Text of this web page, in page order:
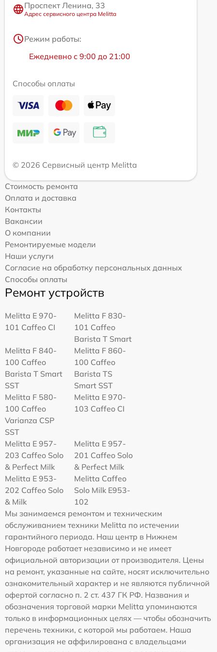
Проспект Ленина, 33
Адрес сервисного центра Melitta
Режим работы:
Ежедневно с 9:00 до 21:00
Способы оплаты
© 2026 Сервисный центр Melitta
Стоимость ремонта
Оплата и доставка
Контакты
Вакансии
О компании
Ремонтируемые модели
Наши услуги
Согласие на обработку персональных данных
Способы оплаты
Ремонт устройств
Melitta Е 970-
101 Caffeo CI
Melitta F 830-
101 Caffeo
Barista T Smart
Melitta F 840-
100 Caffeo
Barista T Smart
SST
Melitta F 860-
100 Caffeo
Barista TS
Smart SST
Melitta F 580-
100 Caffeo
Varianza CSP
SST
Melitta Е 970-
103 Caffeo CI
Melitta E 957-
203 Caffeo Solo
& Perfect Milk
Melitta E 957-
201 Caffeo Solo
& Perfect Milk
Melitta Е 953-
202 Caffeo Solo
& Milk
Melitta Caffeo
Solo Milk E953-
102
Мы занимаемся ремонтом и техническим
обслуживанием техники Melitta по истечении
гарантийного периода. Наш центр в Нижнем
Новгороде работает независимо и не имеет
официальной авторизации от производителя. Цены
на ремонт, указанные на сайте, носят исключительно
ознакомительный характер и не являются публичной
офертой согласно п. 2 ст. 437 ГК РФ. Названия и
обозначения торговой марки Melitta упоминаются
только в информационных целях — чтобы обозначить
перечень техники, с которой мы работаем. Наша
организация не аффилирована с владельцами